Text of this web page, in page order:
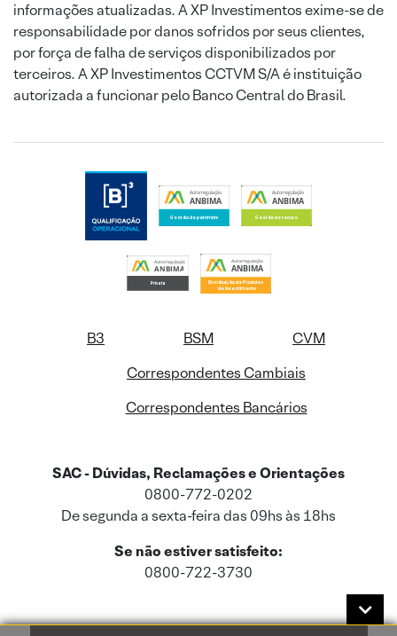
informações atualizadas. A XP Investimentos exime-se de
responsabilidade por danos sofridos por seus clientes,
por força de falha de serviços disponibilizados por
terceiros. A XP Investimentos CCTVM S/A é instituição
autorizada a funcionar pelo Banco Central do Brasil.
B3 BSM
CVM
Correspondentes Cambiais
Correspondentes Bancários
SAC - Dúvidas, Reclamações e Orientações
0800-772-0202
De segunda a sexta-feira das 09hs às 18hs
Se não estiver satisfeito:
0800-722-3730